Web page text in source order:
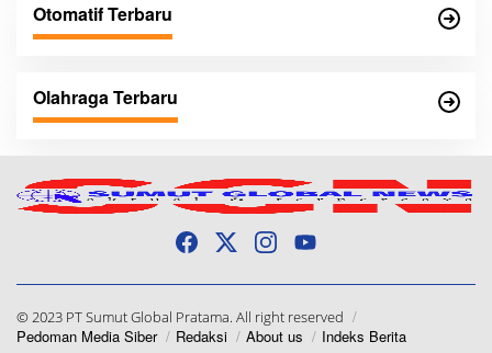
Otomatif Terbaru
Olahraga Terbaru
© 2023 PT Sumut Global Pratama. All right reserved
Pedoman Media Siber Redaksi About us Indeks Berita